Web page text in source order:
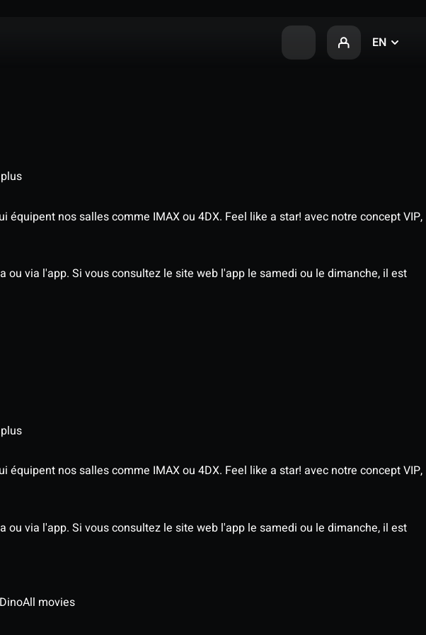
EN
nos salles comme IMAX ou 4DX. Feel like a star! avec notre concept VIP,
via l'app. Si vous consultez le site web l'app le samedi ou le dimanche, il est
nos salles comme IMAX ou 4DX. Feel like a star! avec notre concept VIP,
via l'app. Si vous consultez le site web l'app le samedi ou le dimanche, il est
All movies